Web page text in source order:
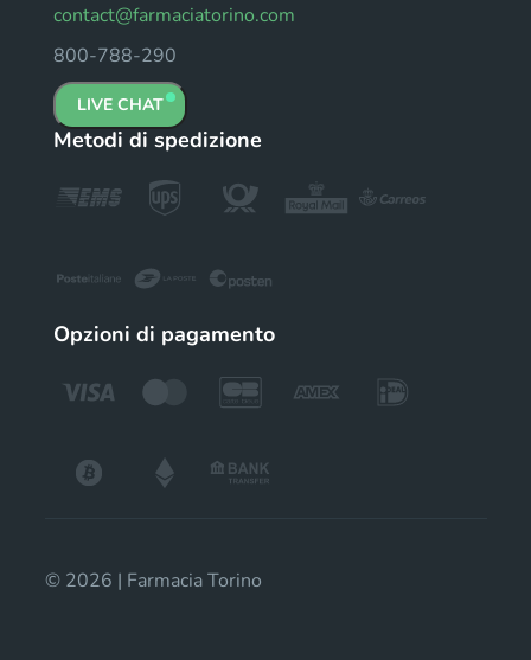
contact@farmaciatorino.com
800-788-290
LIVE CHAT
Metodi di spedizione
Opzioni di pagamento
© 2026 | Farmacia Torino